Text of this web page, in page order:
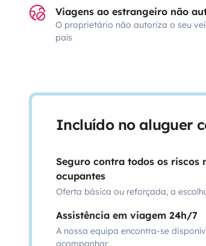
Viagens ao estrangeiro não
O proprietário não autoriza o seu
país
Incluído no aluguer
Seguro contra todos os riscos
ocupantes
Oferta básica ou reforçada, a
Assistência em viagem 24h/7
A nossa equipa encontra-se
acompanhar